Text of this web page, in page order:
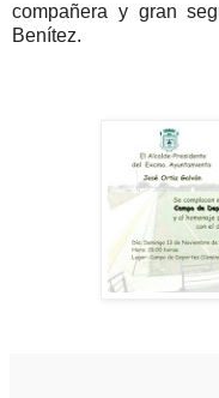
compañera y gran
Benítez.